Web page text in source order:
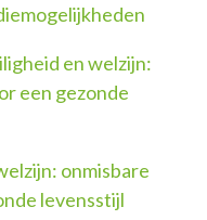
en welzijn:
een gezonde
onmisbare
levensstijl